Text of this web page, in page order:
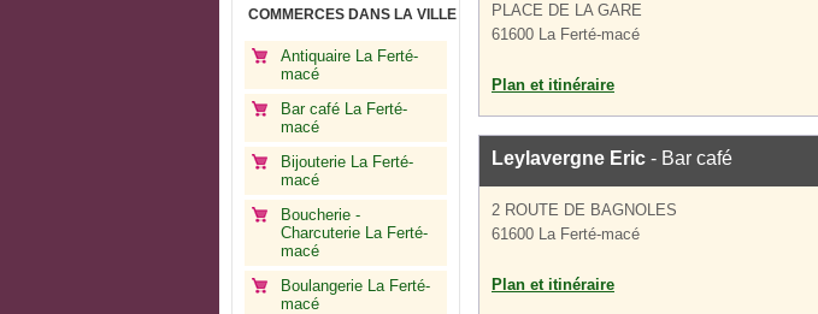
COMMERCES DANS LA VILLE
Antiquaire La Ferté-
macé
Bar café La Ferté-
macé
Bijouterie La Ferté-
macé
Boucherie -
Charcuterie La Ferté-
macé
Boulangerie La Ferté-
macé
PLACE DE LA GARE
61600 La Ferté-macé
Plan et itinéraire
Leylavergne Eric - Bar café
2 ROUTE DE BAGNOLES
61600 La Ferté-macé
Plan et itinéraire